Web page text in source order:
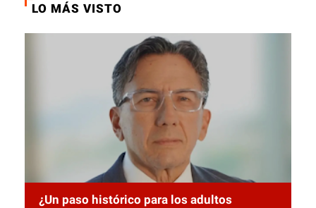
LO MÁS VISTO
¿Un paso histórico para los adultos